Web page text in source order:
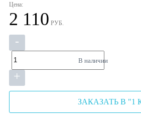
Цена:
2 110 РУБ.
-
+
В наличии
ЗАКАЗАТЬ В "1